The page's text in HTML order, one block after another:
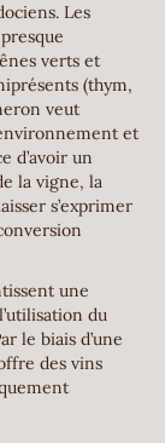
Les
verts et
(thym,
veut
et
d’avoir un
la vigne, la
s’exprimer
une
du
le biais d’une
des vins